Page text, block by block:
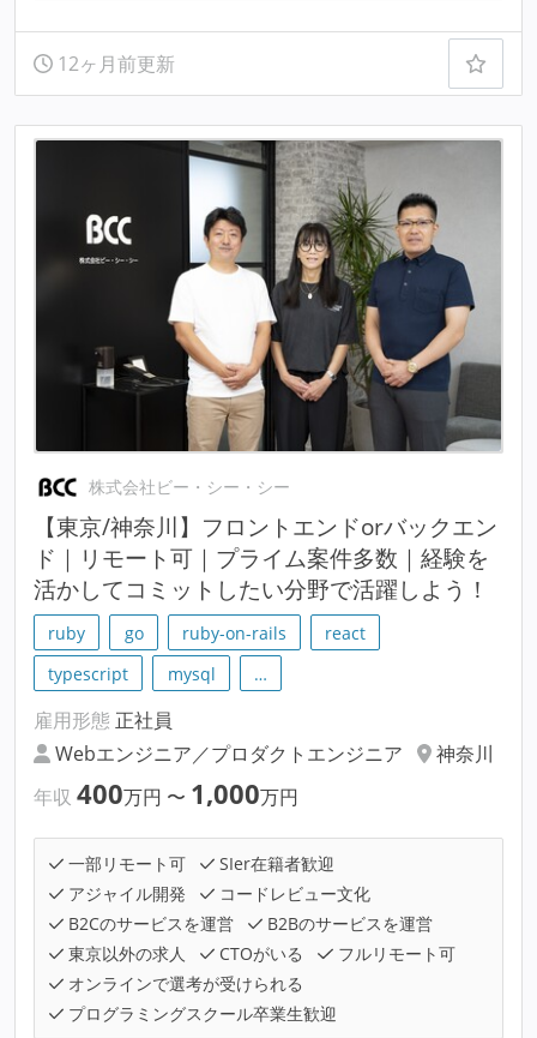
12ヶ月前更新
株式会社ビー・シー・シー
【東京/神奈川】フロントエンドorバックエン
ド｜リモート可｜プライム案件多数｜経験を
活かしてコミットしたい分野で活躍しよう！
ruby go ruby-on-rails
react
typescript
mysql …
雇用形態 正社員
Webエンジニア／プロダクトエンジニア
神奈川
年収 400万円 〜 1,000万円
一部リモート可
SIer在籍者歓迎
アジャイル開発
コードレビュー文化
B2Cのサービスを運営
B2Bのサービスを運営
東京以外の求人
CTOがいる
フルリモート可
オンラインで選考が受けられる
プログラミングスクール卒業生歓迎